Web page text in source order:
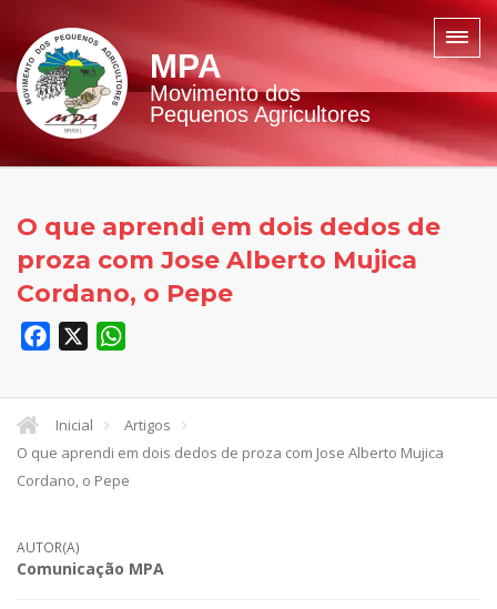
MPA
Movimento dos
Pequenos Agricultores
O que aprendi em dois dedos de
proza com Jose Alberto Mujica
Cordano, o Pepe
Facebook
Inicial
Artigos
O que aprendi em dois dedos de proza com Jose Alberto Mujica
Cordano, o Pepe
AUTOR(A)
Comunicação MPA